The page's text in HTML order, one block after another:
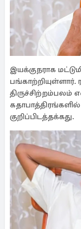
இயக்குநராக
திருச்சிற்றம்பலம்
குறிப்பிடத்தக்கது.